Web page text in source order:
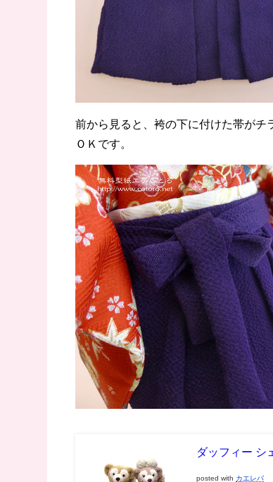
前から見ると、袴の下に付けた帯がチ
ＯＫです。
ダッフィー シ
posted with カエレバ